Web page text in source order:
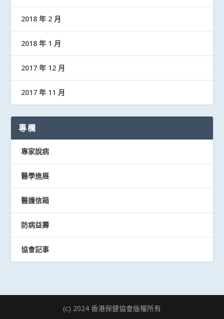
2018 年 2 月
2018 年 1 月
2017 年 12 月
2017 年 11 月
專欄
專家說病
醫學進展
醫護信箱
防病益壽
協會記事
(c) 2024 香港保健協會版權所有